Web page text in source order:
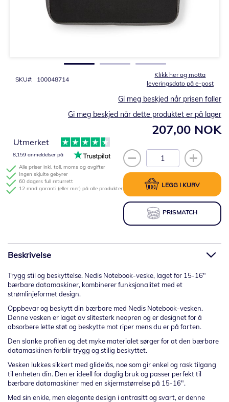
Klikk her og motta
leveringsdato på e-post
SKU 100048714
207,00 NOK
Gi meg beskjed når prisen faller
Gi meg beskjed når dette produktet er på lager
LEGG I KURV
PRISMATCH
Alle priser inkl. toll, moms og avgifter
Ingen skjulte gebyrer
60 dagers full returrett
12 mnd garanti (eller mer) på alle produkter
Utmerket
8,159 anmeldelser på
Beskrivelse
Trygg stil og beskyttelse. Nedis Notebook-veske, laget for 15-16"
bærbare datamaskiner, kombinerer funksjonalitet med et
strømlinjeformet design.
Oppbevar og beskytt din bærbare med Nedis Notebook-vesken.
Denne vesken er laget av slitesterk neopren og er designet for å
absorbere lette støt og beskytte mot riper mens du er på farten.
Den slanke profilen og det myke materialet sørger for at den bærbare
datamaskinen forblir trygg og stilig beskyttet.
Vesken lukkes sikkert med glidelås, noe som gir enkel og rask tilgang
til enheten din. Den er ideell for daglig bruk og passer perfekt til
bærbare datamaskiner med en skjermstørrelse på 15-16".
Med sin enkle, men elegante design i antrasitt og svart, er denne